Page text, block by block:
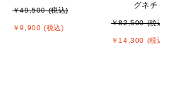
￥49,500 (税込)
￥9,900 (税込)
グネチャー
￥82,500 (税込)
￥14,300 (税込)